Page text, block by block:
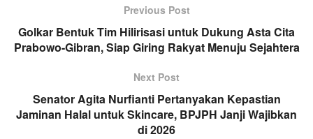
Previous Post
Golkar Bentuk Tim Hilirisasi untuk Dukung Asta Cita
Prabowo-Gibran, Siap Giring Rakyat Menuju Sejahtera
Next Post
Senator Agita Nurfianti Pertanyakan Kepastian
Jaminan Halal untuk Skincare, BPJPH Janji Wajibkan
di 2026